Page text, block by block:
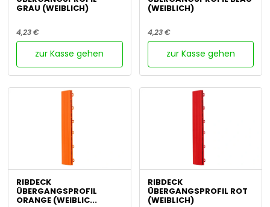
GRAU (WEIBLICH)
4,23 €
zur Kasse gehen
(WEIBLICH)
4,23 €
zur Kasse gehen
RIBDECK
ÜBERGANGSPROFIL
ORANGE (WEIBLIC...
RIBDECK
ÜBERGANGSPROFIL ROT
(WEIBLICH)